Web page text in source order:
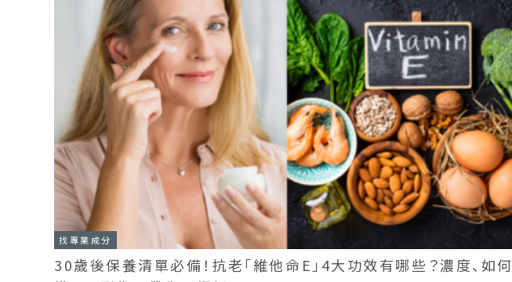
找專業成分
30歲後保養清單必備！抗老「維他命E」4大功效有哪些？濃度、如何